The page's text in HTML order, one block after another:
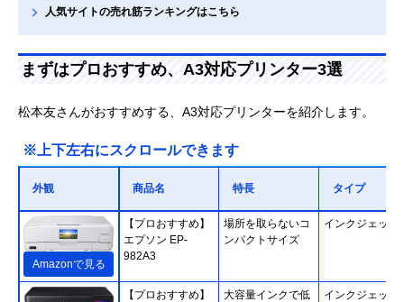
人気サイトの売れ筋ランキングはこちら
まずはプロおすすめ、A3対応プリンター3選
松本友さんがおすすめする、A3対応プリンターを紹介します。
※上下左右にスクロールできます
外観 商品名 特長 タイプ
Amazonで見る
【プロおすすめ】
エプソン EP-
982A3
場所を取らないコ
ンパクトサイズ
インクジェット
【プロおすすめ】
大容量インクで低
インクジェット